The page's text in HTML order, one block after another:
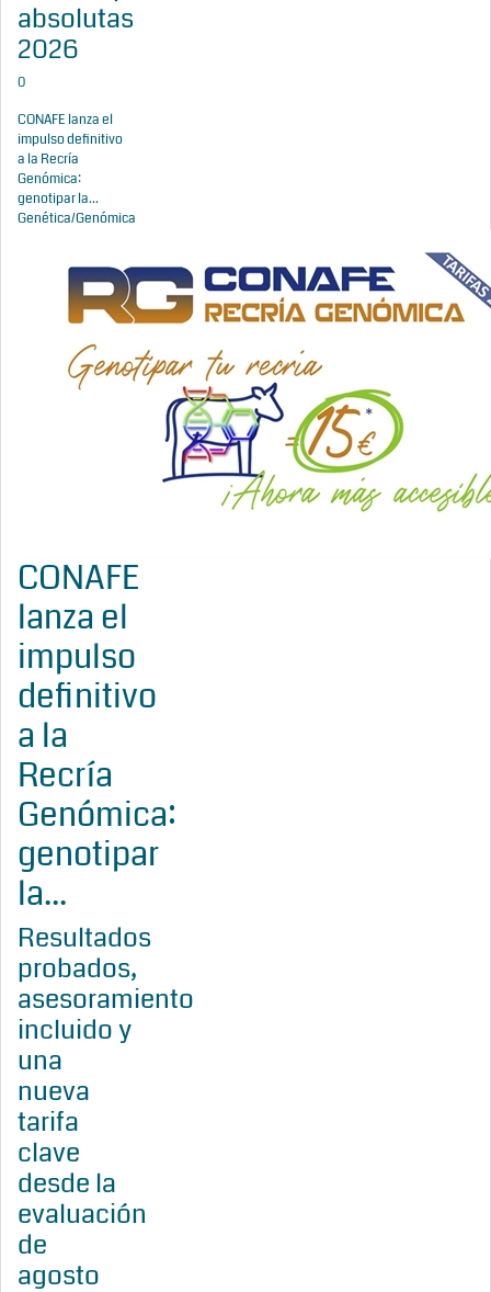
absolutas
2026
0
CONAFE lanza el
impulso definitivo
a la Recría
Genómica:
genotipar la...
Genética/Genómica
CONAFE
lanza el
impulso
definitivo
a la
Recría
Genómica:
genotipar
la...
Resultados
probados,
asesoramiento
incluido y
una
nueva
tarifa
clave
desde la
evaluación
de
agosto